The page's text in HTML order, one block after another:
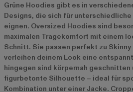
Grüne Hoodies gibt es in
Designs, die sich für unterschiedliche
eignen. Oversized Hoodies sind
maximalen Tragekomfort mit einem
Schnitt. Sie passen perfekt zu
verleihen deinem Look eine
hingegen sind körpernah geschnitten
figurbetonte Silhouette – ideal für
Kombination unter einer Jacke.